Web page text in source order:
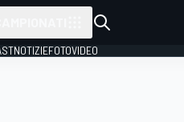
NOTIZIEFOTOVIDEO